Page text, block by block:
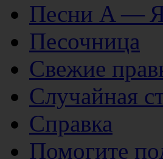
Песни А —
Песочница
Свежие
Случайная
Справка
Помогите